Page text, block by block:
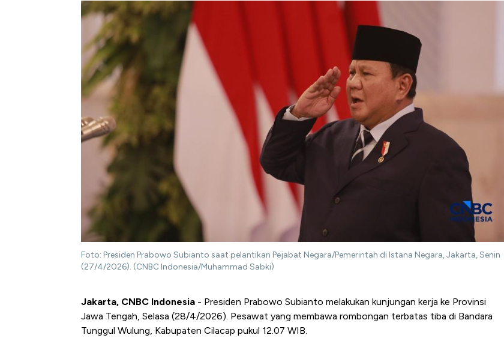
Foto: Presiden Prabowo Subianto saat pelantikan Pejabat Negara/Pemerintah di Istana Negara, Jakarta, Senin
(27/4/2026). (CNBC Indonesia/Muhammad Sabki)
Jakarta, CNBC Indonesia - Presiden Prabowo Subianto melakukan kunjungan kerja ke Provinsi
Jawa Tengah, Selasa (28/4/2026). Pesawat yang membawa rombongan terbatas tiba di Bandara
Tunggul Wulung, Kabupaten Cilacap pukul 12.07 WIB.